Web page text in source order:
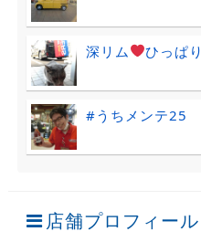
深リム ひっぱり
#うちメンテ25
店舗プロフィール